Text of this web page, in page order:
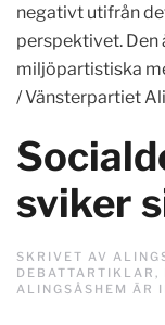
negativt utifrån
perspektivet. Den
miljöpartistiska
/ Vänsterpartiet
sviker
SKRIVET AV
DEBATTARTIKLAR ,
ALINGSÅSHEM ÄR